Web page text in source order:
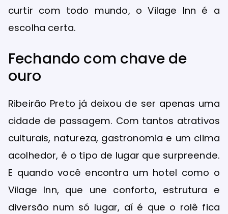
curtir com todo mundo, o Vilage Inn é a
escolha certa.
Fechando com chave de
ouro
Ribeirão Preto já deixou de ser apenas uma
cidade de passagem. Com tantos atrativos
culturais, natureza, gastronomia e um clima
acolhedor, é o tipo de lugar que surpreende.
E quando você encontra um hotel como o
Vilage Inn, que une conforto, estrutura e
diversão num só lugar, aí é que o rolê fica